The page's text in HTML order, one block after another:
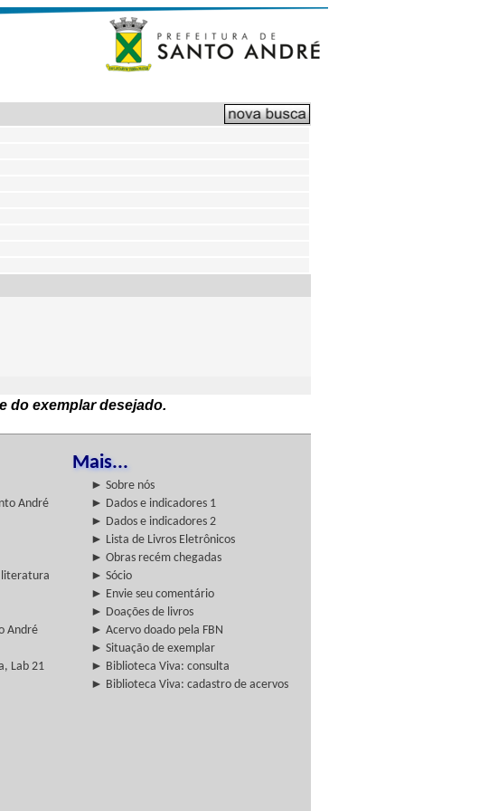
do exemplar desejado.
Mais...
► Sobre nós
André
► Dados e indicadores 1
► Dados e indicadores 2
► Lista de Livros Eletrônicos
► Obras recém chegadas
► Sócio
► Envie seu comentário
► Doações de livros
André
► Acervo doado pela FBN
► Situação de exemplar
Lab 21
► Biblioteca Viva: consulta
► Biblioteca Viva: cadastro de acervos